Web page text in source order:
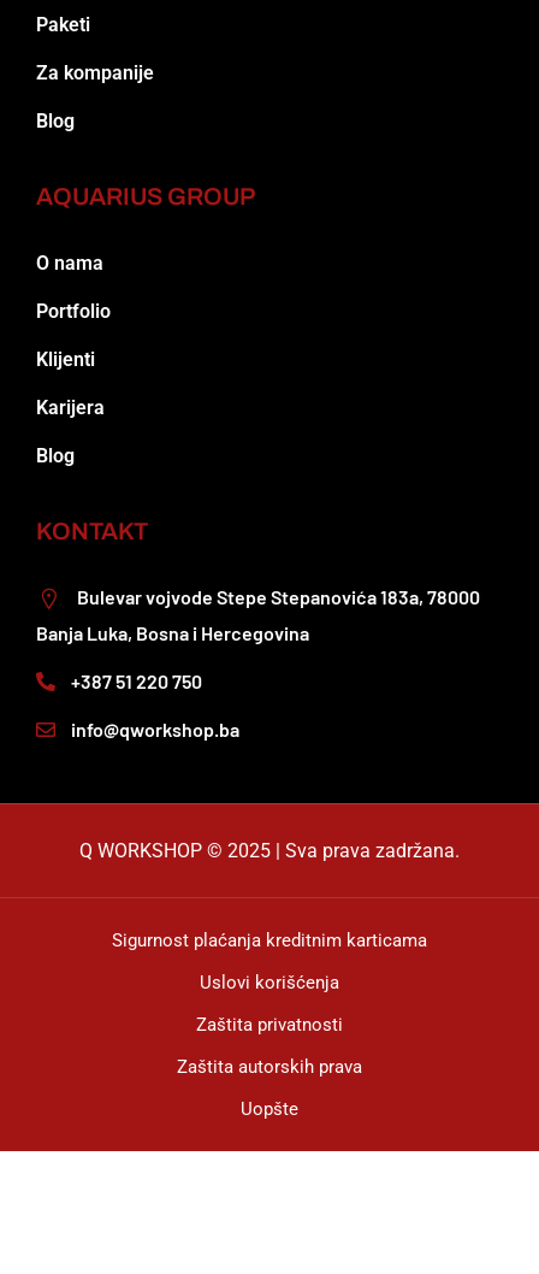
Paketi
Za kompanije
Blog
AQUARIUS GROUP
O nama
Portfolio
Klijenti
Karijera
Blog
KONTAKT
Bulevar vojvode Stepe Stepanovića 183a, 78000
Banja Luka, Bosna i Hercegovina
+387 51 220 750
info@qworkshop.ba
Q WORKSHOP © 2025 | Sva prava zadržana.
Sigurnost plaćanja kreditnim karticama
Uslovi korišćenja
Zaštita privatnosti
Zaštita autorskih prava
Uopšte